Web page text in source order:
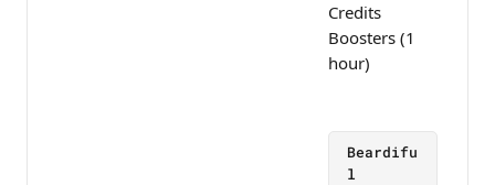
Credits
Boosters (1
hour)
Beardifu
l